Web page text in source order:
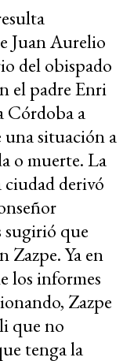
Juan Aurelio
del obispado
el padre Enri
Córdoba a
una situación a
o muerte. La
ciudad derivó
que
Zazpe. Ya en
los informes
Zazpe
que no
tenga la